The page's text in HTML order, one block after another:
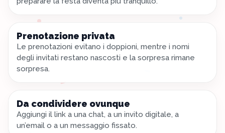
Prenotazione privata
Le prenotazioni evitano i doppioni, mentre i nomi
degli invitati restano nascosti e la sorpresa rimane
sorpresa.
Da condividere ovunque
Aggiungi il link a una chat, a un invito digitale, a
un’email o a un messaggio fissato.